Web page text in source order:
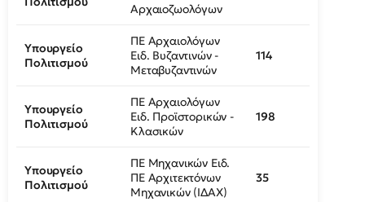
Αρχαιοζωολόγων
Υπουργείο
Πολιτισμού
ΠΕ Αρχαιολόγων
Ειδ. Βυζαντινών -
Μεταβυζαντινών
114
Υπουργείο
Πολιτισμού
ΠΕ Αρχαιολόγων
Ειδ. Προϊστορικών -
Κλασικών
198
Υπουργείο
Πολιτισμού
ΠΕ Μηχανικών Ειδ.
ΠΕ Αρχιτεκτόνων
Μηχανικών (ΙΔΑΧ)
35